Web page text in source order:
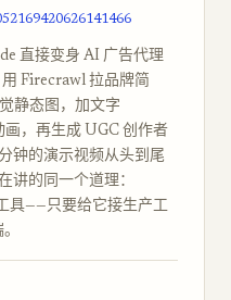
直接变身 AI 广告代理
Firecrawl 拉品牌简
静态图，加文字
画，再生成 UGC 创作者
钟的演示视频从头到尾
讲的同一个道理：
具——只要给它接生产工